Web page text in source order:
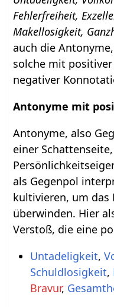
Fehlerfreiheit,
Makellosigkeit,
auch die
solche mit
negativer
Antonyme mit
Antonyme, also
einer
als Gegenpol
kultivieren, um das
überwinden. Hier
Verstoß, die eine
Untadeligkeit,
Schuldlosigkeit,
Bravur,